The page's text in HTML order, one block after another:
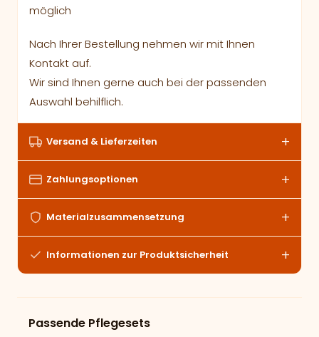
möglich
Nach Ihrer Bestellung nehmen wir mit Ihnen
Kontakt auf.
Wir sind Ihnen gerne auch bei der passenden
Auswahl behilflich.
Versand & Lieferzeiten
Zahlungsoptionen
Materialzusammensetzung
Informationen zur Produktsicherheit
Passende Pflegesets